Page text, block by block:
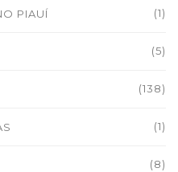
PIAUÍ (1)
(5)
(138)
(1)
(8)